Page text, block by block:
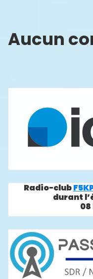
Aucun
Radio-club
durant
08